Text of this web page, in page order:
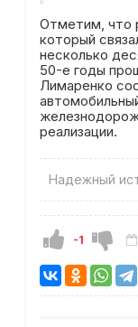
Отметим, что
который
несколько
50-е годы
Лимаренко
реализации.
Надежный
-1